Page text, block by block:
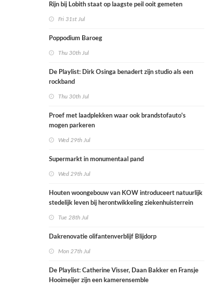
Rijn bij Lobith staat op laagste peil ooit gemeten
Fri 31st Jul
Poppodium Baroeg
Thu 30th Jul
De Playlist: Dirk Osinga benadert zijn studio als een
rockband
Thu 30th Jul
Proef met laadplekken waar ook brandstofauto's
mogen parkeren
Wed 29th Jul
Supermarkt in monumentaal pand
Wed 29th Jul
Houten woongebouw van KOW introduceert natuurlijk
stedelijk leven bij herontwikkeling ziekenhuisterrein
Tue 28th Jul
Dakrenovatie olifantenverblijf Blijdorp
Mon 27th Jul
De Playlist: Catherine Visser, Daan Bakker en Fransje
Hooimeijer zijn een kamerensemble